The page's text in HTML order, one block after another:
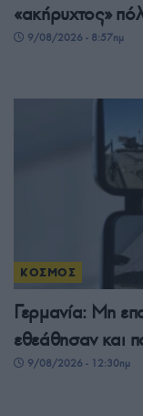
«ακήρυχτος»
9/08/2026 - 8:57πμ
ΚΟΣΜΟΣ
Γερμανία: Μη
εθεάθησαν και
9/08/2026 - 12:30πμ